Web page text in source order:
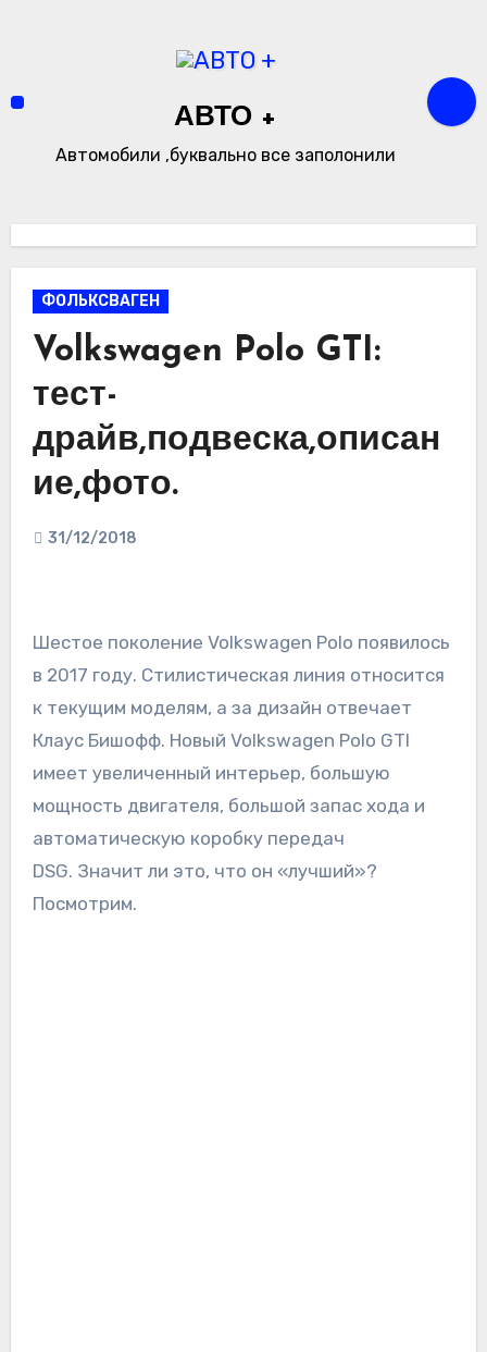
АВТО +
Автомобили ,буквально все заполонили
ФОЛЬКСВАГЕН
Volkswagen Polo GTI:
тест-
драйв,подвеска,описан
ие,фото.
31/12/2018
Шестое поколение Volkswagen Polo появилось
в 2017 году. Стилистическая линия относится
к текущим моделям, а за дизайн отвечает
Клаус Бишофф. Новый Volkswagen Polo GTI
имеет увеличенный интерьер, большую
мощность двигателя, большой запас хода и
автоматическую коробку передач
DSG. Значит ли это, что он «лучший»?
Посмотрим.